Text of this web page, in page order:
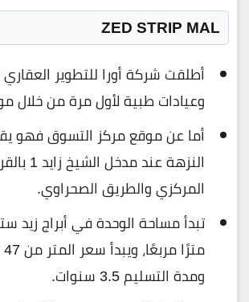
ZED STRIP MAL
أطلقت شركة أورا للتطوير
وعيادات طبية لأول مرة من خلال
أما عن موقع مركز التسوق فهو
النزهة
المركزي والطريق الصحراوي.
ومدة التسليم 3.5 سنوات.